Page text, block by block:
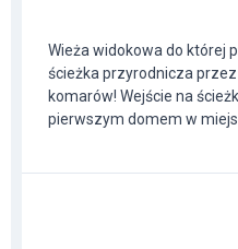
Wieża widokowa do której
ścieżka przyrodnicza
komarów! Wejście na
pierwszym domem w